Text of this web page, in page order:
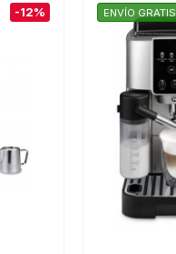
-12% ENVÍO GRATIS